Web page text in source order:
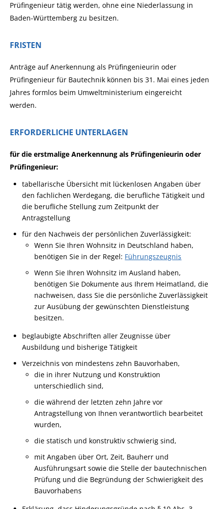
Prüfingenieur tätig werden, ohne eine Niederlassung in
Baden-Württemberg zu besitzen.
FRISTEN
Anträge auf Anerkennung als Prüfingenieurin oder
Prüfingenieur für Bautechnik können bis 31. Mai eines jeden
Jahres formlos beim Umweltministerium eingereicht
werden.
ERFORDERLICHE UNTERLAGEN
für die erstmalige Anerkennung als Prüfingenieurin oder
Prüfingenieur:
tabellarische Übersicht mit lückenlosen Angaben über
den fachlichen Werdegang, die berufliche Tätigkeit und
die berufliche Stellung zum Zeitpunkt der
Antragstellung
für den Nachweis der persönlichen Zuverlässigkeit:
Wenn Sie Ihren Wohnsitz in Deutschland haben,
benötigen Sie in der Regel: Führungszeugnis
Wenn Sie Ihren Wohnsitz im Ausland haben,
benötigen Sie Dokumente aus Ihrem Heimatland, die
nachweisen, dass Sie die persönliche Zuverlässigkeit
zur Ausübung der gewünschten Dienstleistung
besitzen.
beglaubigte Abschriften aller Zeugnisse über
Ausbildung und bisherige Tätigkeit
Verzeichnis von mindestens zehn Bauvorhaben,
die in ihrer Nutzung und Konstruktion
unterschiedlich sind,
die während der letzten zehn Jahre vor
Antragstellung von Ihnen verantwortlich bearbeitet
wurden,
die statisch und konstruktiv schwierig sind,
mit Angaben über Ort, Zeit, Bauherr und
Ausführungsart sowie die Stelle der bautechnischen
Prüfung und die Begründung der Schwierigkeit des
Bauvorhabens